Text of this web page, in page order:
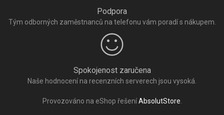
Podpora
Tým odborných zaměstnanců na telefonu vám poradí s nákupem.
Spokojenost zaručena
Naše hodnocení na recenzních serverech jsou vysoká.
Provozováno na eShop řešeníAbsolutStore